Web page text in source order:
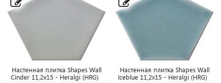
Настенная плитка Shapes Wall
Cinder 11,2x15 - Heralgi (HRG)
Настенная плитка Shapes Wall
Iceblue 11,2x15 - Heralgi (HRG)